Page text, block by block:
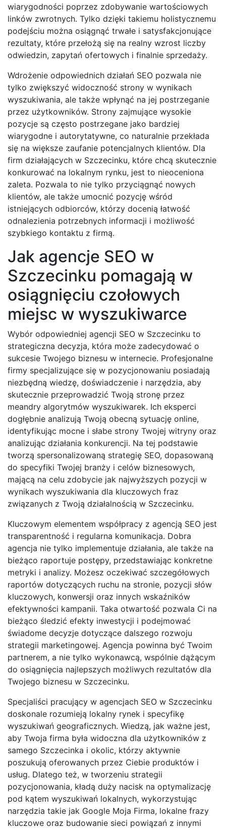
wiarygodności poprzez zdobywanie wartościowych
linków zwrotnych. Tylko dzięki takiemu holistycznemu
podejściu można osiągnąć trwałe i satysfakcjonujące
rezultaty, które przełożą się na realny wzrost liczby
odwiedzin, zapytań ofertowych i finalnie sprzedaży.
Wdrożenie odpowiednich działań SEO pozwala nie
tylko zwiększyć widoczność strony w wynikach
wyszukiwania, ale także wpłynąć na jej postrzeganie
przez użytkowników. Strony zajmujące wysokie
pozycje są często postrzegane jako bardziej
wiarygodne i autorytatywne, co naturalnie przekłada
się na większe zaufanie potencjalnych klientów. Dla
firm działających w Szczecinku, które chcą skutecznie
konkurować na lokalnym rynku, jest to nieoceniona
zaleta. Pozwala to nie tylko przyciągnąć nowych
klientów, ale także umocnić pozycję wśród
istniejących odbiorców, którzy docenią łatwość
odnalezienia potrzebnych informacji i możliwość
szybkiego kontaktu z firmą.
Jak agencje SEO w
Szczecinku pomagają w
osiągnięciu czołowych
miejsc w wyszukiwarce
Wybór odpowiedniej agencji SEO w Szczecinku to
strategiczna decyzja, która może zadecydować o
sukcesie Twojego biznesu w internecie. Profesjonalne
firmy specjalizujące się w pozycjonowaniu posiadają
niezbędną wiedzę, doświadczenie i narzędzia, aby
skutecznie przeprowadzić Twoją stronę przez
meandry algorytmów wyszukiwarek. Ich eksperci
dogłębnie analizują Twoją obecną sytuację online,
identyfikując mocne i słabe strony Twojej witryny oraz
analizując działania konkurencji. Na tej podstawie
tworzą spersonalizowaną strategię SEO, dopasowaną
do specyfiki Twojej branży i celów biznesowych,
mającą na celu zdobycie jak najwyższych pozycji w
wynikach wyszukiwania dla kluczowych fraz
związanych z Twoją działalnością w Szczecinku.
Kluczowym elementem współpracy z agencją SEO jest
transparentność i regularna komunikacja. Dobra
agencja nie tylko implementuje działania, ale także na
bieżąco raportuje postępy, przedstawiając konkretne
metryki i analizy. Możesz oczekiwać szczegółowych
raportów dotyczących ruchu na stronie, pozycji słów
kluczowych, konwersji oraz innych wskaźników
efektywności kampanii. Taka otwartość pozwala Ci na
bieżąco śledzić efekty inwestycji i podejmować
świadome decyzje dotyczące dalszego rozwoju
strategii marketingowej. Agencja powinna być Twoim
partnerem, a nie tylko wykonawcą, wspólnie dążącym
do osiągnięcia najlepszych możliwych rezultatów dla
Twojego biznesu w Szczecinku.
Specjaliści pracujący w agencjach SEO w Szczecinku
doskonale rozumieją lokalny rynek i specyfikę
wyszukiwań geograficznych. Wiedzą, jak ważne jest,
aby Twoja firma była widoczna dla użytkowników z
samego Szczecinka i okolic, którzy aktywnie
poszukują oferowanych przez Ciebie produktów i
usług. Dlatego też, w tworzeniu strategii
pozycjonowania, kładą duży nacisk na optymalizację
pod kątem wyszukiwań lokalnych, wykorzystując
narzędzia takie jak Google Moja Firma, lokalne frazy
kluczowe oraz budowanie sieci powiązań z innymi